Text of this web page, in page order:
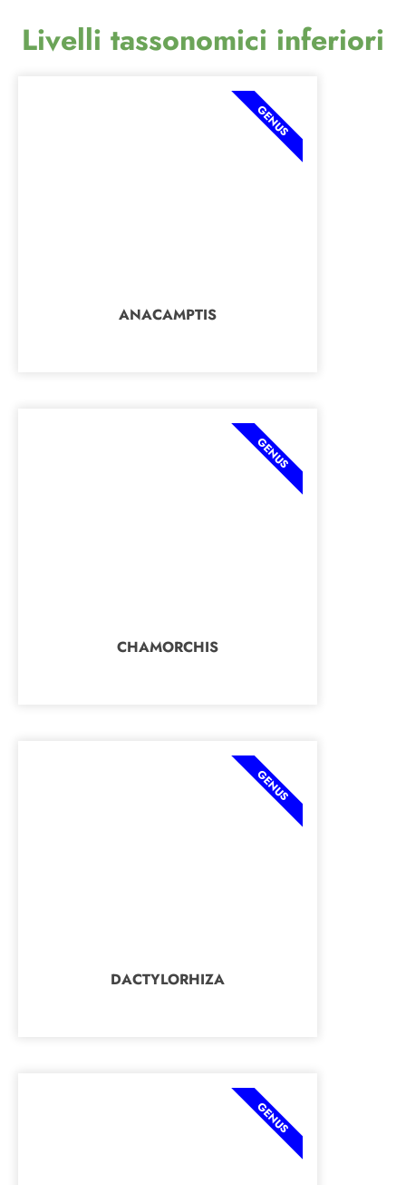
Livelli tassonomici inferiori
ANACAMPTIS
GENUS
CHAMORCHIS
GENUS
DACTYLORHIZA
GENUS
GENUS